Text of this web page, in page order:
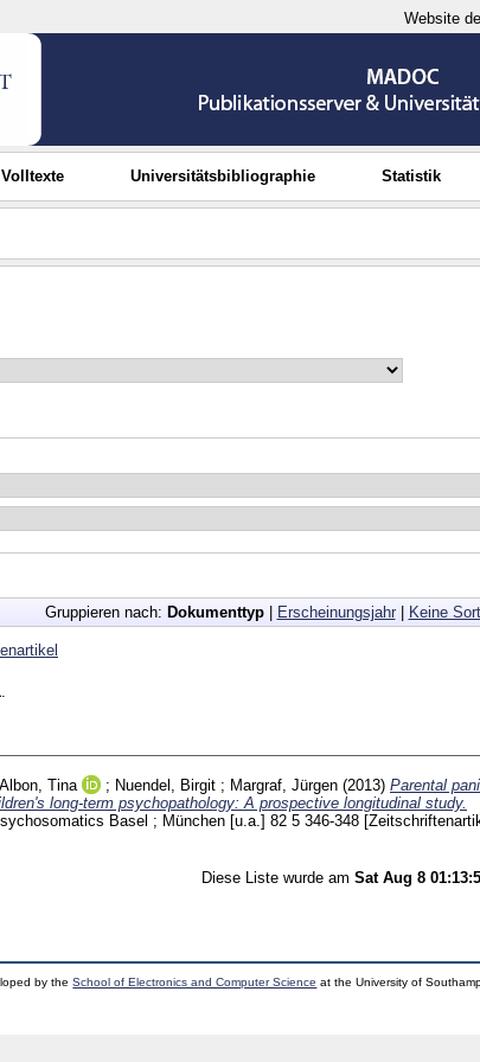
Website
Volltexte Universitätsbibliographie Statistik
Gruppieren nach: Dokumenttyp| Erscheinungsjahr| Keine
Albon, Tina ; Nuendel, Birgit ; Margraf, Jürgen (2013) Parental
long-term psychopathology: A prospective longitudinal study.
Basel ; München [u.a.] 82 5 346-348
Diese Liste wurde am Sat Aug 8
by theSchool of Electronics and Computer Science at the University of